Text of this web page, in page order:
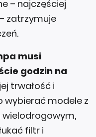
– najczęściej
zatrzymuje
musi
godzin na
trwałość i
wybierać modele z
filtr i